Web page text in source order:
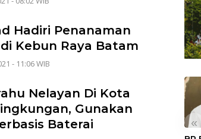
Hadiri Penanaman
Kebun Raya Batam
- 11:06 WIB
Nelayan Di Kota
Gunakan
Baterai
«